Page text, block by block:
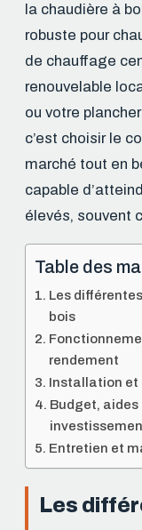
la chaudière à
robuste pour
de chauffage
renouvelable
ou votre
c’est choisir le
marché tout en
capable
élevés, souvent
Table des
Les
bois
rendement
Installation et
Budget,
Entretien et
Les